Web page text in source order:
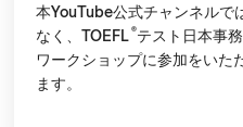
本YouTube公式チャンネルで
なく、TOEFL®テスト日本事
ワークショップに参加をいた
ます。